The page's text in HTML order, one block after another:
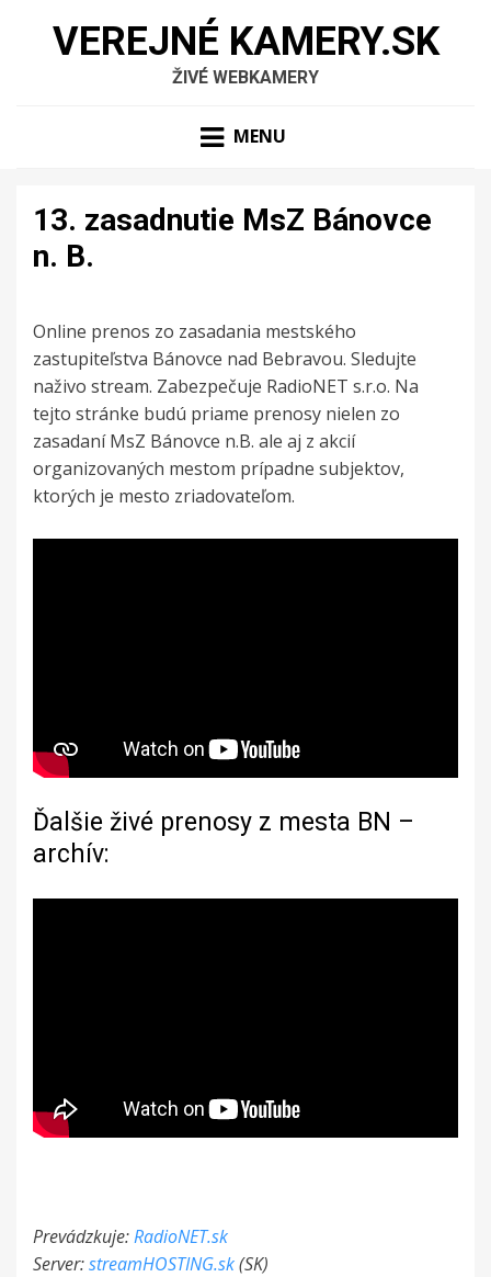
VEREJNÉ KAMERY.SK
ŽIVÉ WEBKAMERY
MENU
13. zasadnutie MsZ Bánovce
n. B.
Online prenos zo zasadania mestského
zastupiteľstva Bánovce nad Bebravou. Sledujte
naživo stream. Zabezpečuje RadioNET s.r.o. Na
tejto stránke budú priame prenosy nielen zo
zasadaní MsZ Bánovce n.B. ale aj z akcií
organizovaných mestom prípadne subjektov,
ktorých je mesto zriadovateľom.
Ďalšie živé prenosy z mesta BN –
archív:
Prevádzkuje:RadioNET.sk
Server:streamHOSTING.sk(SK)